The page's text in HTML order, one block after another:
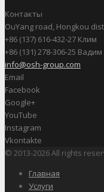
Контакты
OuYang road, Hongkou
+86 (137) 616-432-27 Клим
+86 (131) 278-306-25 Вадим
info@osh-group.com
Email
Facebook
Google+
YouTube
Instagram
Vkontakte
© 2013-2026 All rights
Главная
Услуги